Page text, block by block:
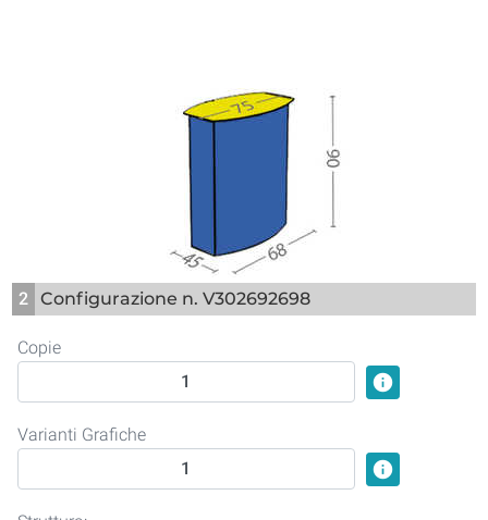
2 Configurazione n. V302692698
Copie
info
Varianti Grafiche
info